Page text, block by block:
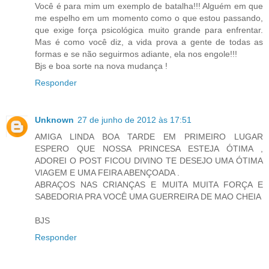
Você é para mim um exemplo de batalha!!! Alguém em que
me espelho em um momento como o que estou passando,
que exige força psicológica muito grande para enfrentar.
Mas é como você diz, a vida prova a gente de todas as
formas e se não seguirmos adiante, ela nos engole!!!
Bjs e boa sorte na nova mudança !
Responder
Unknown 27 de junho de 2012 às 17:51
AMIGA LINDA BOA TARDE EM PRIMEIRO LUGAR
ESPERO QUE NOSSA PRINCESA ESTEJA ÓTIMA ,
ADOREI O POST FICOU DIVINO TE DESEJO UMA ÓTIMA
VIAGEM E UMA FEIRA ABENÇOADA .
ABRAÇOS NAS CRIANÇAS E MUITA MUITA FORÇA E
SABEDORIA PRA VOCÊ UMA GUERREIRA DE MAO CHEIA
BJS
Responder